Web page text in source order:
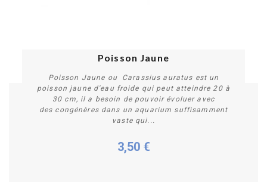
Plus de détails
Poisson Jaune
Poisson Jaune ou Carassius auratus est un
poisson jaune d'eau froide qui peut atteindre 20 à
30 cm, il a besoin de pouvoir évoluer avec
des congénères dans un aquarium suffisamment
vaste qui...
3,50 €